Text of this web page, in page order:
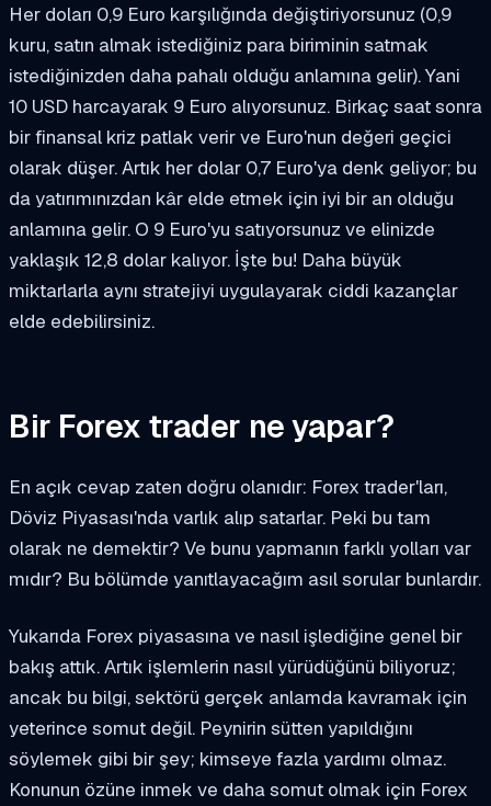
Her doları 0,9 Euro karşılığında değiştiriyorsunuz (0,9
kuru, satın almak istediğiniz para biriminin satmak
istediğinizden daha pahalı olduğu anlamına gelir). Yani
10 USD harcayarak 9 Euro alıyorsunuz. Birkaç saat sonra
bir finansal kriz patlak verir ve Euro'nun değeri geçici
olarak düşer. Artık her dolar 0,7 Euro'ya denk geliyor; bu
da yatırımınızdan kâr elde etmek için iyi bir an olduğu
anlamına gelir. O 9 Euro'yu satıyorsunuz ve elinizde
yaklaşık 12,8 dolar kalıyor. İşte bu! Daha büyük
miktarlarla aynı stratejiyi uygulayarak ciddi kazançlar
elde edebilirsiniz.
Bir Forex trader ne yapar?
En açık cevap zaten doğru olanıdır: Forex trader'ları,
Döviz Piyasası'nda varlık alıp satarlar. Peki bu tam
olarak ne demektir? Ve bunu yapmanın farklı yolları var
mıdır? Bu bölümde yanıtlayacağım asıl sorular bunlardır.
Yukarıda Forex piyasasına ve nasıl işlediğine genel bir
bakış attık. Artık işlemlerin nasıl yürüdüğünü biliyoruz;
ancak bu bilgi, sektörü gerçek anlamda kavramak için
yeterince somut değil. Peynirin sütten yapıldığını
söylemek gibi bir şey; kimseye fazla yardımı olmaz.
Konunun özüne inmek ve daha somut olmak için Forex